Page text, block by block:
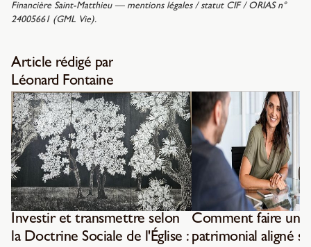
Financière Saint-Matthieu — mentions légales / statut CIF / ORIAS n°
24005661 (GML Vie).
Article rédigé par
Léonard Fontaine
Investir et transmettre selon
la Doctrine Sociale de l'Église :
Comment faire un
patrimonial aligné